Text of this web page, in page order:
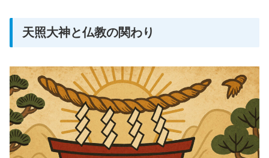
天照大神と仏教の関わり